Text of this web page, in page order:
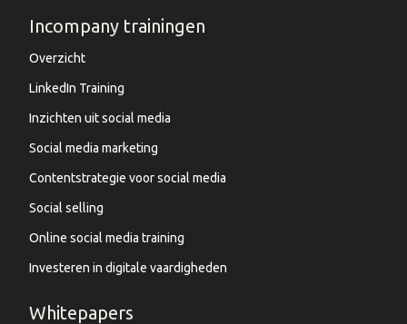
Incompany trainingen
Overzicht
LinkedIn Training
Inzichten uit social media
Social media marketing
Contentstrategie voor social media
Social selling
Online social media training
Investeren in digitale vaardigheden
Whitepapers